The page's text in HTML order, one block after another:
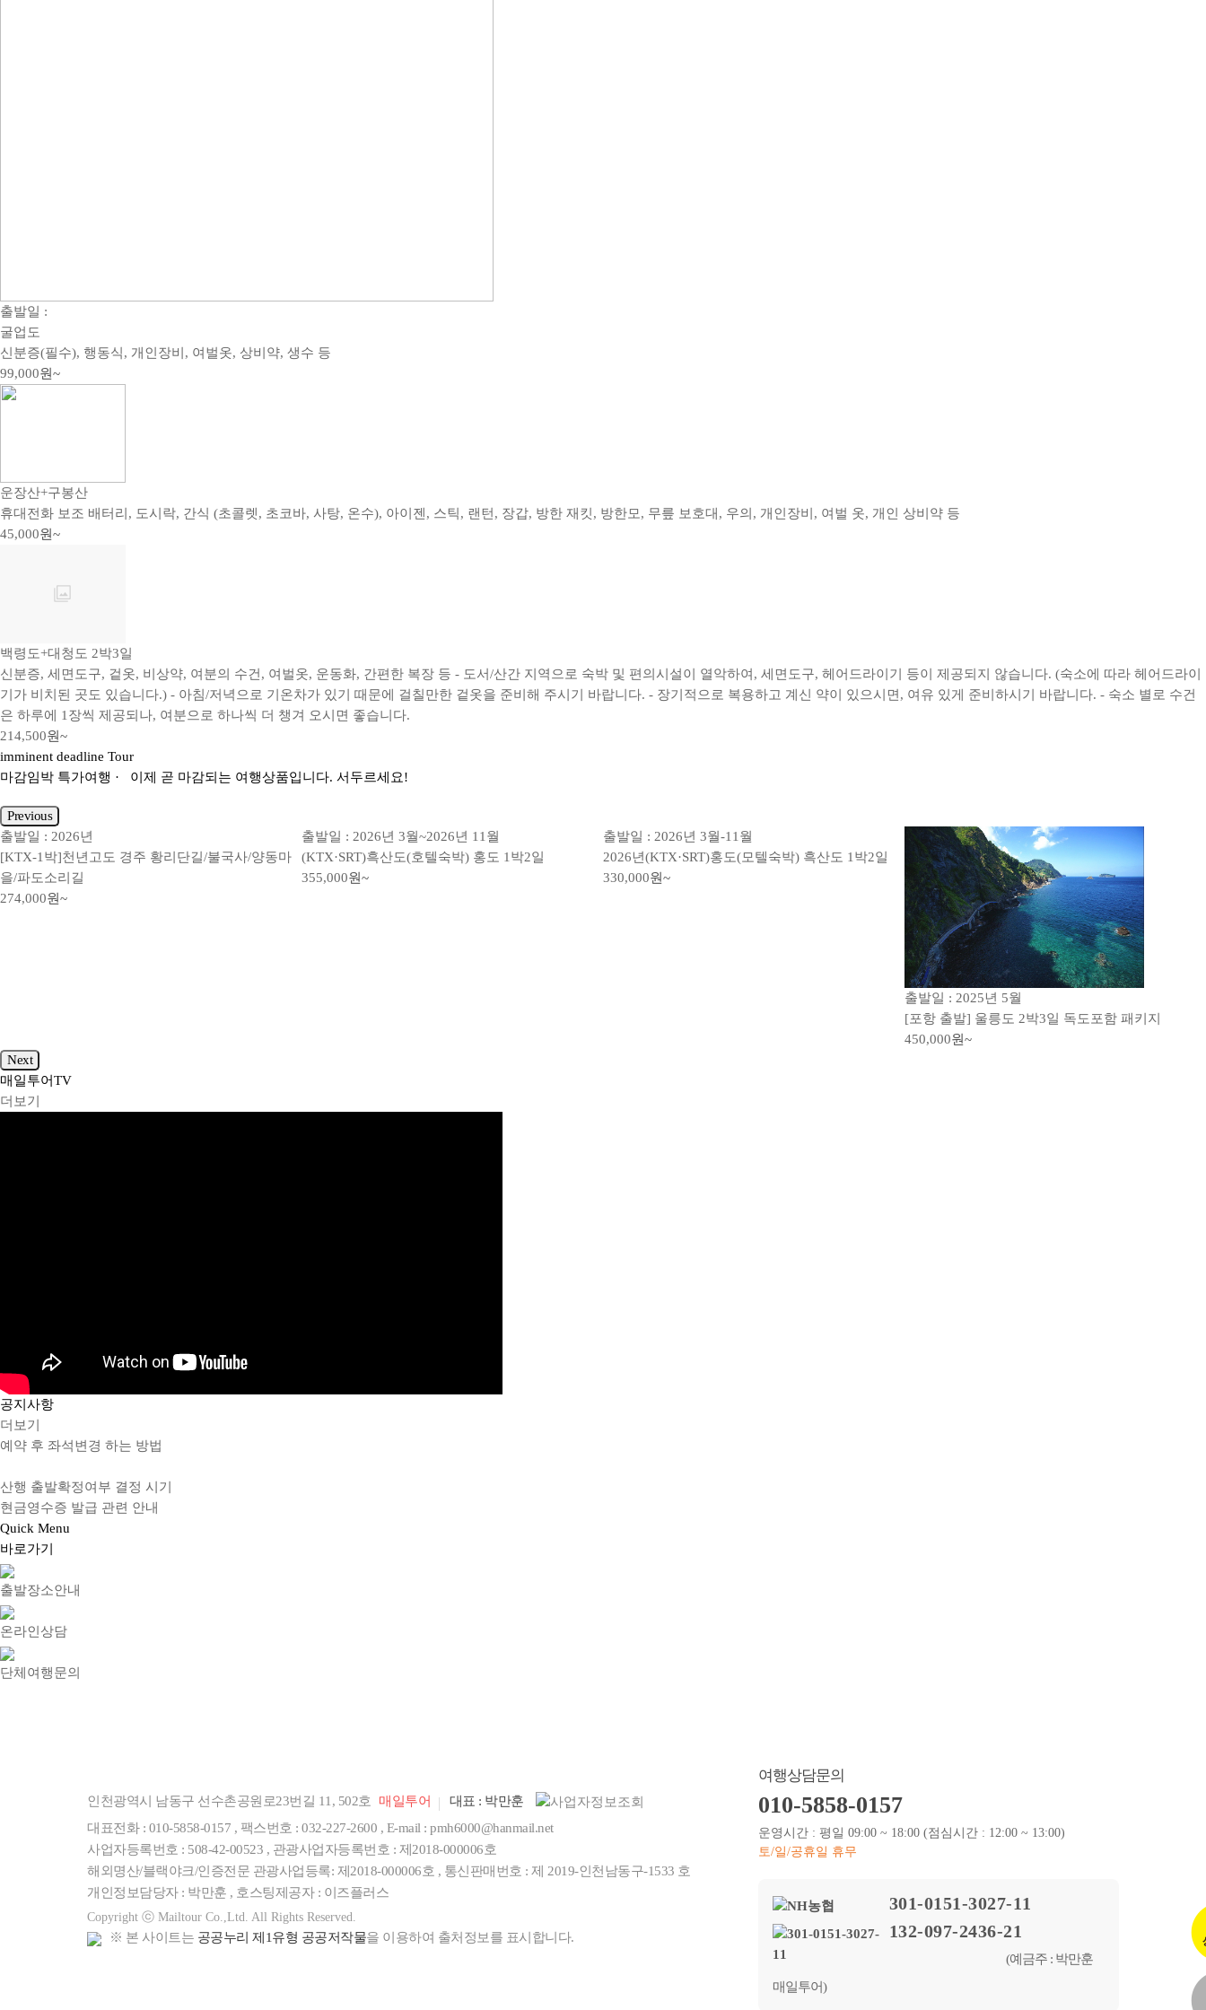
출발일 :
굴업도
신분증(필수), 행동식, 개인장비, 여벌옷, 상비약, 생수 등
99,000원~
운장산+구봉산
휴대전화 보조 배터리, 도시락, 간식 (초콜렛, 초코바, 사탕, 온수), 아이젠, 스틱, 랜턴, 장갑, 방한 재킷, 방한모, 무릎 보호대, 우의, 개인장비, 여벌 옷, 개인 상비약 등
45,000원~
백령도+대청도 2박3일
신분증, 세면도구, 겉옷, 비상약, 여분의 수건, 여벌옷, 운동화, 간편한 복장 등 - 도서/산간 지역으로 숙박 및 편의시설이 열악하여, 세면도구, 헤어드라이기 등이 제공되지 않습니다. (숙소에 따라 헤어드라이
기가 비치된 곳도 있습니다.) - 아침/저녁으로 기온차가 있기 때문에 걸칠만한 겉옷을 준비해 주시기 바랍니다. - 장기적으로 복용하고 계신 약이 있으시면, 여유 있게 준비하시기 바랍니다. - 숙소 별로 수건
은 하루에 1장씩 제공되나, 여분으로 하나씩 더 챙겨 오시면 좋습니다.
214,500원~
imminent deadline Tour
마감임박 특가여행 · 이제 곧 마감되는 여행상품입니다. 서두르세요!
Previous
출발일 : 2026년
[KTX-1박]천년고도 경주 황리단길/불국사/양동마
을/파도소리길
274,000원~
출발일 : 2026년 3월~2026년 11월
(KTX·SRT)흑산도(호텔숙박) 홍도 1박2일
355,000원~
출발일 : 2026년 3월-11월
2026년(KTX·SRT)홍도(모텔숙박) 흑산도 1박2일
330,000원~
출발일 : 2025년 5월
[포항 출발] 울릉도 2박3일 독도포함 패키지
450,000원~
Next
매일투어TV
더보기
공지 사항
더보기
예약 후 좌석변경 하는 방법
산행 출발확정여부 결정 시기
현금영수증 발급 관련 안내
Quick Menu
바로가기
출발장소안내
온라인상담
단체여행문의
인천광역시 남동구 선수촌공원로23번길 11, 502호 매일투어
대표 : 박만훈
대표전화 : 010-5858-0157 , 팩스번호 : 032-227-2600 , E-mail : pmh6000@hanmail.net
사업자등록번호 : 508-42-00523 , 관광사업자등록번호 : 제2018-000006호
해외명산/블랙야크/인증전문 관광사업등록: 제2018-000006호 , 통신판매번호 : 제 2019-인천남동구-1533 호
개인정보담당자 : 박만훈 , 호스팅제공자 : 이즈플러스
Copyright ⓒ Mailtour Co.,Ltd. All Rights Reserved.
※ 본 사이트는 공공누리 제1유형 공공저작물을 이용하여 출처정보를 표시합니다.
여행상담문의
010-5858-0157
운영시간 : 평일 09:00 ~ 18:00 (점심시간 : 12:00 ~ 13:00)
토/일/공휴일 휴무
301-0151-3027-11
132-097-2436-21
(예금주 : 박만훈
매일투어)